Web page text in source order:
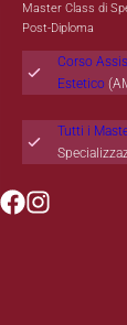
Master Class di
Post-Diploma
Corso
Estetico
Tutti i